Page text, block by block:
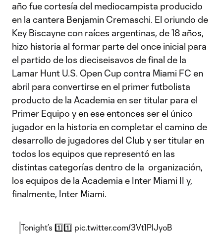
año fue cortesía del mediocampista producido
en la cantera Benjamin Cremaschi. El oriundo de
Key Biscayne con raíces argentinas, de 18 años,
hizo historia al formar parte del once inicial para
el partido de los dieciseisavos de final de la
Lamar Hunt U.S. Open Cup contra Miami FC en
abril para convertirse en el primer futbolista
producto de la Academia en ser titular para el
Primer Equipo y en ese entonces ser el único
jugador en la historia en completar el camino de
desarrollo de jugadores del Club y ser titular en
todos los equipos que representó en las
distintas categorías dentro de la organización,
los equipos de la Academia e Inter Miami II y,
finalmente, Inter Miami.
Tonight’s 1️⃣1️⃣ pic.twitter.com/3Vt1PlJyoB